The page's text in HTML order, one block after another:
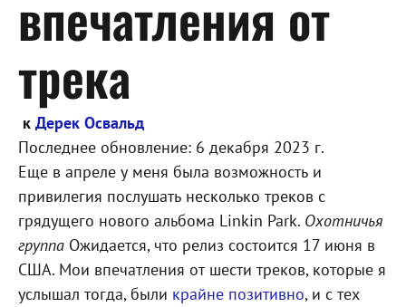
впечатления от
трека
к Дерек Освальд
Последнее обновление: 6 декабря 2023 г.
Еще в апреле у меня была возможность и
привилегия послушать несколько треков с
грядущего нового альбома Linkin Park. Охотничья
группа Ожидается, что релиз состоится 17 июня в
США. Мои впечатления от шести треков, которые я
услышал тогда, были крайне позитивно, и с тех